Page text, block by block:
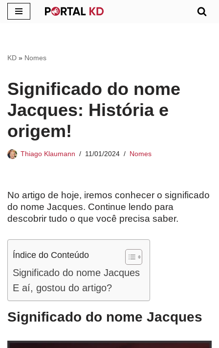
conteúdo
KD » Nomes
Significado do nome
Jacques: História e
origem!
Thiago Klaumann 11/01/2024 Nomes
No artigo de hoje, iremos conhecer o significado
do nome Jacques. Continue lendo para
descobrir tudo o que você precisa saber.
Índice do Conteúdo
Significado do nome Jacques
E aí, gostou do artigo?
Significado do nome Jacques